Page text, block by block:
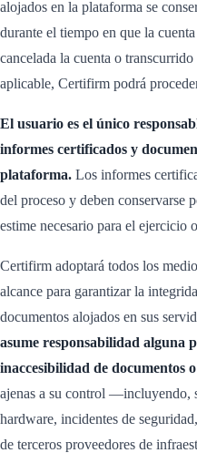
alojados en la plataforma se
durante el tiempo en que la
cancelada la cuenta o
aplicable, Certifirm podrá
El usuario es el único
informes certificados y
plataforma. Los informes
del proceso y deben conservarse
estime necesario para el ejercicio
Certifirm adoptará todos los
alcance para garantizar la
documentos alojados en sus
asume responsabilidad alguna
inaccesibilidad de documentos
ajenas a su control —incluyendo,
hardware, incidentes de
de terceros proveedores de